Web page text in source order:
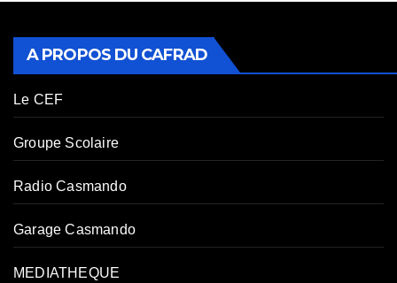
A PROPOS DU CAFRAD
Le CEF
Groupe Scolaire
Radio Casmando
Garage Casmando
MEDIATHEQUE